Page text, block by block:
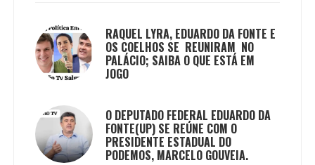
RAQUEL LYRA, EDUARDO DA FONTE E
OS COELHOS SE REUNIRAM NO
PALÁCIO; SAIBA O QUE ESTÁ EM
JOGO
O DEPUTADO FEDERAL EDUARDO DA
FONTE(UP) SE REÚNE COM O
PRESIDENTE ESTADUAL DO
PODEMOS, MARCELO GOUVEIA.